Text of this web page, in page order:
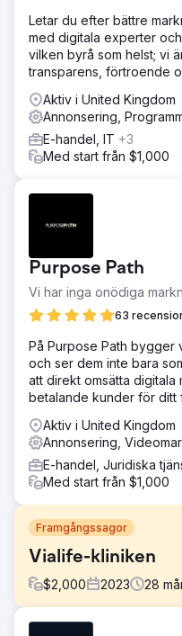
Letar du efter bättre
med digitala experter
vilken byrå som helst; vi
transparens, förtroende
Aktiv i United Kingdom
Annonsering,
E-handel, IT +3
Med start från $1,000
Purpose Path
Vi har inga onödiga
63
På Purpose Path bygger
och ser dem inte bara
att direkt omsätta digitala
betalande kunder för ditt
Aktiv i United Kingdom
Annonsering,
E-handel, Juridiska
Med start från $1,000
Framgångssagor
Vialife-kliniken
$2,000 2023 28